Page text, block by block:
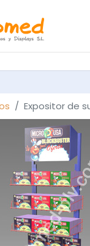
Expositor de